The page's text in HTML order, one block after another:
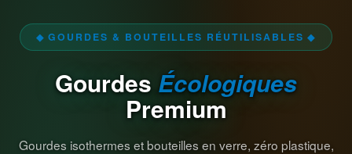
◆ GOURDES & BOUTEILLES RÉUTILISABLES ◆
Gourdes Écologiques
Premium
Gourdes isothermes et bouteilles en verre, zéro plastique,